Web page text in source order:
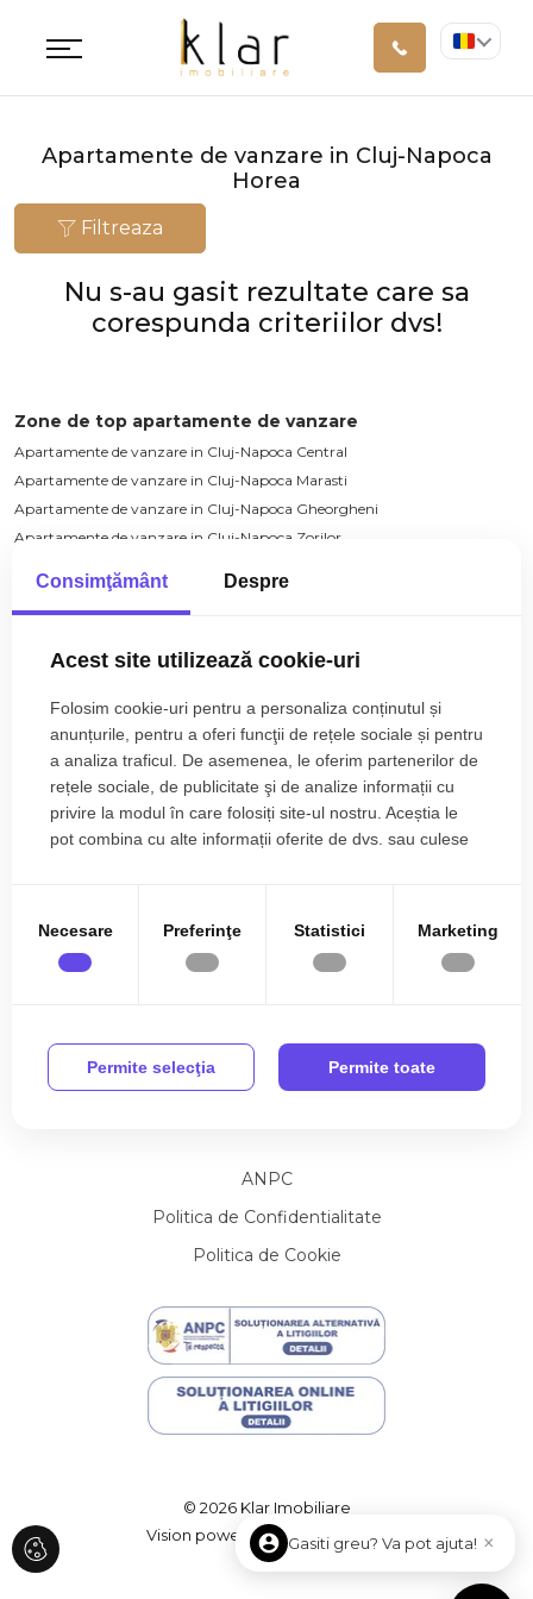
Apartamente de vanzare in Cluj-Napoca
Horea
Filtreaza
Nu s-au gasit rezultate care sa
corespunda criteriilor dvs!
Zone de top apartamente de vanzare
Apartamente de vanzare in Cluj-Napoca Central
Apartamente de vanzare in Cluj-Napoca Marasti
Apartamente de vanzare in Cluj-Napoca Gheorgheni
Apartamente de vanzare in Cluj-Napoca Zorilor
Apartamente de vanzare in Cluj-Napoca Sopor
Apartamente de vanzare in Cluj-Napoca Intre Lacuri
Apartamente de vanzare in Cluj-Napoca Dambul-Rotund
Apartamente de vanzare in Cluj-Napoca Calea Turzii
Apartamente de vanzare in Cluj-Napoca Iris
Numar de camere apartamente de vanzare
Apartamente de vanzare 1 camera
Apartamente de vanzare 4 camere
Apartamente de vanzare 5 camere
Apartamente de vanzare in Floresti
Apartamente de vanzare in Cluj-Napoca Central
Apartamente de vanzare in Cluj-Napoca Gheorgheni
Apartamente de vanzare in Baciu
Apartamente de vanzare in Floresti Florilor
Apartamente de vanzare in Cluj-Napoca Gara
Apartamente de vanzare in Cluj-Napoca Sopor
Case de vanzare
Case de vanzare in Cluj-Napoca Central
Case de vanzare in Cluj-Napoca Dambul-Rotund
Case de vanzare in Cluj-Napoca Andrei Muresanu
Vezi mai mult
0731 813 131
Acasă Vânzări Închirieri Despre noi
Echipa
ANPC
Politica de Confidentialitate
Politica de Cookie
© 2026 Klar Imobiliare
Vision powered
ImmoFlux
Gasiti greu? Va pot ajuta! ×
Consimţământ Despre
Acest site utilizează cookie-uri
Folosim cookie-uri pentru a personaliza conținutul și
anunțurile, pentru a oferi funcţii de rețele sociale și pentru
a analiza traficul. De asemenea, le oferim partenerilor de
rețele sociale, de publicitate şi de analize informații cu
privire la modul în care folosiți site-ul nostru. Aceștia le
pot combina cu alte informații oferite de dvs. sau culese
Necesare Preferinţe Statistici Marketing
Permite selecţia Permite toate